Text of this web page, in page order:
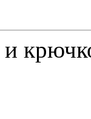
и